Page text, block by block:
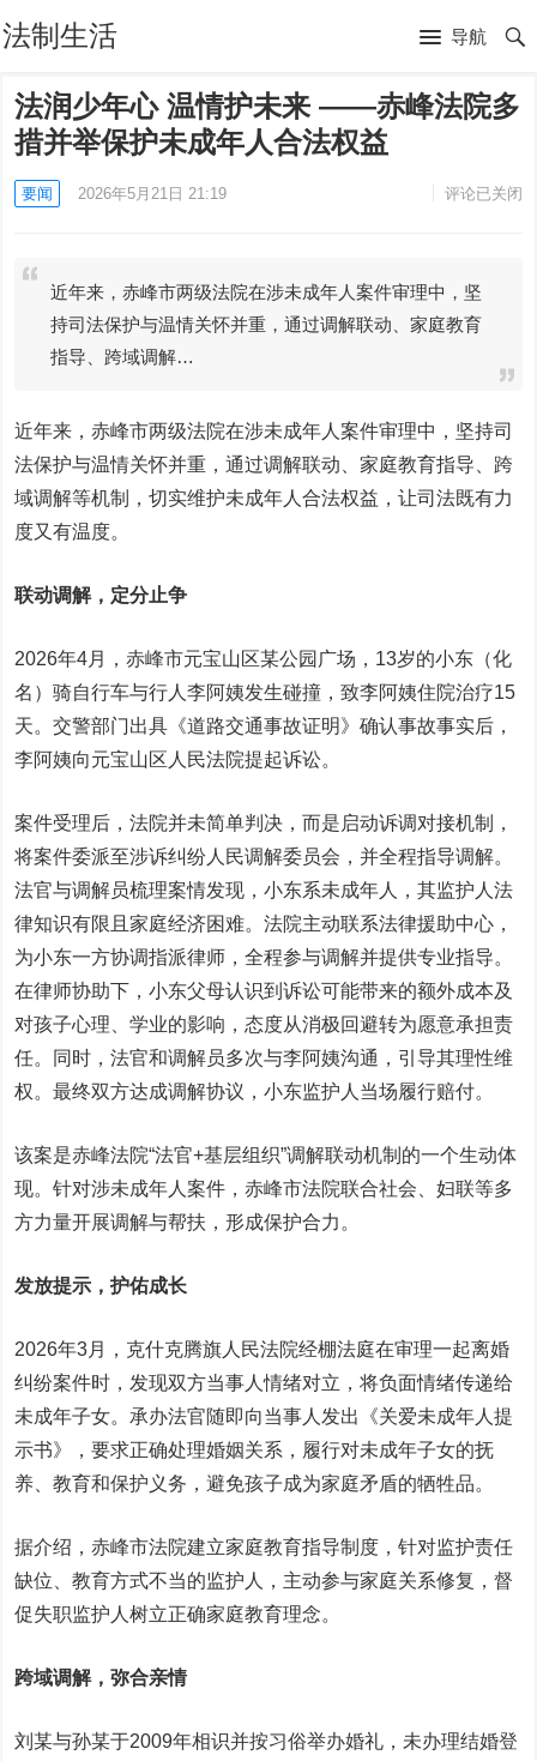
法制生活 导航
法润少年心 温情护未来 ——赤峰法院多
措并举保护未成年人合法权益
要闻 2026年5月21日 21:19 评论已关闭
近年来，赤峰市两级法院在涉未成年人案件审理中，坚
持司法保护与温情关怀并重，通过调解联动、家庭教育
指导、跨域调解…
近年来，赤峰市两级法院在涉未成年人案件审理中，坚持司
法保护与温情关怀并重，通过调解联动、家庭教育指导、跨
域调解等机制，切实维护未成年人合法权益，让司法既有力
度又有温度。
联动调解，定分止争
2026年4月，赤峰市元宝山区某公园广场，13岁的小东（化
名）骑自行车与行人李阿姨发生碰撞，致李阿姨住院治疗15
天。交警部门出具《道路交通事故证明》确认事故事实后，
李阿姨向元宝山区人民法院提起诉讼。
案件受理后，法院并未简单判决，而是启动诉调对接机制，
将案件委派至涉诉纠纷人民调解委员会，并全程指导调解。
法官与调解员梳理案情发现，小东系未成年人，其监护人法
律知识有限且家庭经济困难。法院主动联系法律援助中心，
为小东一方协调指派律师，全程参与调解并提供专业指导。
在律师协助下，小东父母认识到诉讼可能带来的额外成本及
对孩子心理、学业的影响，态度从消极回避转为愿意承担责
任。同时，法官和调解员多次与李阿姨沟通，引导其理性维
权。最终双方达成调解协议，小东监护人当场履行赔付。
该案是赤峰法院“法官+基层组织”调解联动机制的一个生动体
现。针对涉未成年人案件，赤峰市法院联合社会、妇联等多
方力量开展调解与帮扶，形成保护合力。
发放提示，护佑成长
2026年3月，克什克腾旗人民法院经棚法庭在审理一起离婚
纠纷案件时，发现双方当事人情绪对立，将负面情绪传递给
未成年子女。承办法官随即向当事人发出《关爱未成年人提
示书》，要求正确处理婚姻关系，履行对未成年子女的抚
养、教育和保护义务，避免孩子成为家庭矛盾的牺牲品。
据介绍，赤峰市法院建立家庭教育指导制度，针对监护责任
缺位、教育方式不当的监护人，主动参与家庭关系修复，督
促失职监护人树立正确家庭教育理念。
跨域调解，弥合亲情
刘某与孙某于2009年相识并按习俗举办婚礼，未办理结婚登